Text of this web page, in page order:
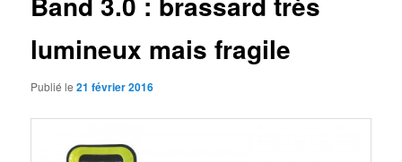
lumineux mais fragile
Publié le21 février 2016